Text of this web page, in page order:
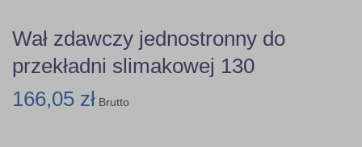
Wał zdawczy jednostronny do
przekładni slimakowej 130
166,05 zł Brutto